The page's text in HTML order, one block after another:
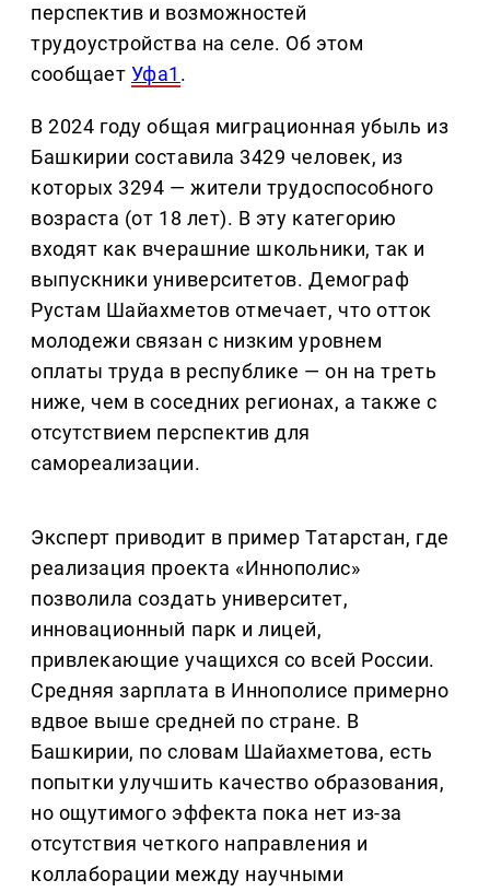
перспектив и возможностей
трудоустройства на селе. Об этом
сообщает Уфа1 .
В 2024 году общая миграционная убыль из
Башкирии составила 3429 человек, из
которых 3294 — жители трудоспособного
возраста (от 18 лет). В эту категорию
входят как вчерашние школьники, так и
выпускники университетов. Демограф
Рустам Шайахметов отмечает, что отток
молодежи связан с низким уровнем
оплаты труда в республике — он на треть
ниже, чем в соседних регионах, а также с
отсутствием перспектив для
самореализации.
Эксперт приводит в пример Татарстан, где
реализация проекта «Иннополис»
позволила создать университет,
инновационный парк и лицей,
привлекающие учащихся со всей России.
Средняя зарплата в Иннополисе примерно
вдвое выше средней по стране. В
Башкирии, по словам Шайахметова, есть
попытки улучшить качество образования,
но ощутимого эффекта пока нет из-за
отсутствия четкого направления и
коллаборации между научными